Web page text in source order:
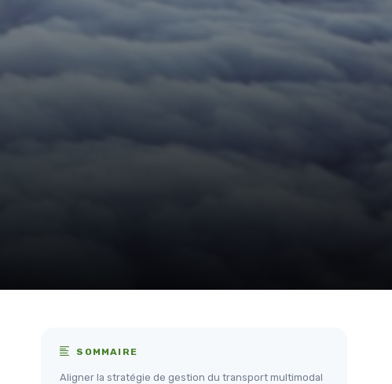
SOMMAIRE
Aligner la stratégie de gestion du transport multimodal